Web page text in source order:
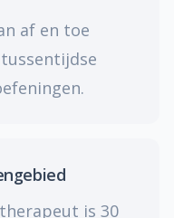
af en toe
is 30